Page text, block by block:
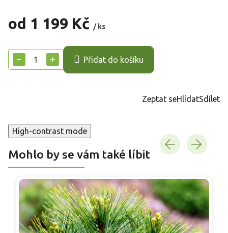
od 1 199 Kč / ks
cena:
+
− Přidat do košíku
Zeptat seHlídatSdílet
High-contrast mode
Mohlo by se vám také líbit